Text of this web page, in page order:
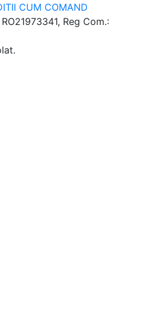
CUM COMAND
Reg Com.: